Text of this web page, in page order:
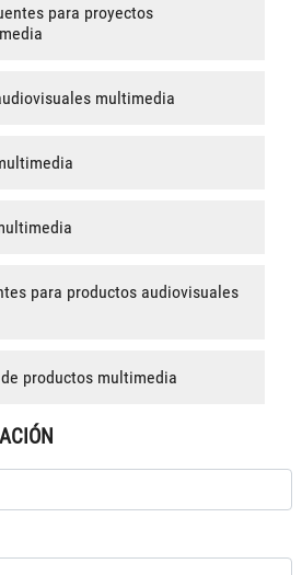
para proyectos
multimedia
para productos audiovisuales
productos multimedia